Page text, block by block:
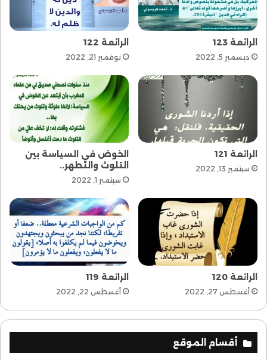
الرائعة 123
ديسمبر 5, 2022
الرائعة 122
نوفمبر 21, 2022
الرائعة 121
سبتمبر 13, 2022
الخوض في السياسة بين
التلوث والتطهر..
سبتمبر 1, 2022
الرائعة 120
أغسطس 27, 2022
الرائعة 119
أغسطس 22, 2022
أقسام الموقع